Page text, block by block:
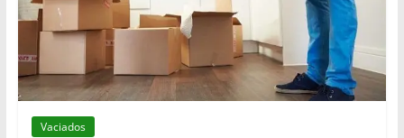
en
Barcelona
Vaciados